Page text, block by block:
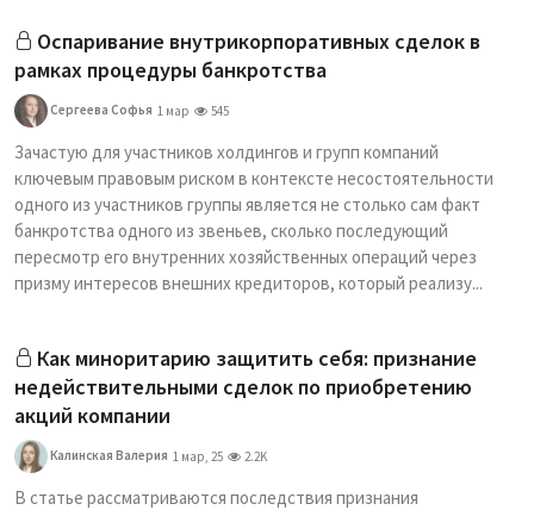
Оспаривание внутрикорпоративных сделок в
рамках процедуры банкротства
Сергеева Софья 1 мар 545
Зачастую для участников холдингов и групп компаний
ключевым правовым риском в контексте несостоятельности
одного из участников группы является не столько сам факт
банкротства одного из звеньев, сколько последующий
пересмотр его внутренних хозяйственных операций через
призму интересов внешних кредиторов, который реализу...
Как миноритарию защитить себя: признание
недействительными сделок по приобретению
акций компании
Калинская Валерия 1 мар, 25 2.2K
В статье рассматриваются последствия признания